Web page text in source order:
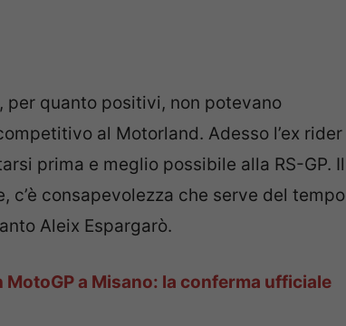
quanto positivi, non potevano
al Motorland. Adesso l’ex rider
prima e meglio possibile alla RS-GP. Il
c’è consapevolezza che serve del tempo
Aleix Espargarò.
a Misano: la conferma ufficiale